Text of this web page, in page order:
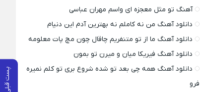
پست قبلی
آهنگ تو مثل معجزه ای واسم مهران عباسی
دانلود آهنگ من نه کاملم نه بهترین آدم این دنیام
دانلود آهنگ ما از تو متنفریم چاقال چون مچ پات معلومه
دانلود آهنگ فیریکا میان و میرن تو بمون
دانلود آهنگ همه چی بعد تو شده شروع بری تو کلم نمیره
فرو